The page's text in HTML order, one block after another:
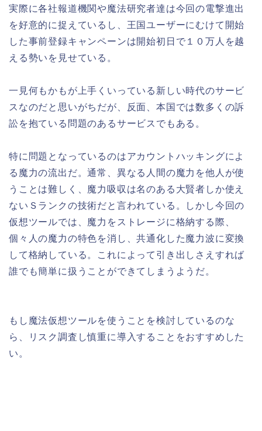
実際に各社報道機関や魔法研究者達は今回の電撃進出
を好意的に捉えているし、王国ユーザーにむけて開始
した事前登録キャンペーンは開始初日で１０万人を越
える勢いを見せている。
一見何もかもが上手くいっている新しい時代のサービ
スなのだと思いがちだが、反面、本国では数多くの訴
訟を抱ている問題のあるサービスでもある。
特に問題となっているのはアカウントハッキングによ
る魔力の流出だ。通常、異なる人間の魔力を他人が使
うことは難しく、魔力吸収は名のある大賢者しか使え
ないＳランクの技術だと言われている。しかし今回の
仮想ツールでは、魔力をストレージに格納する際、
個々人の魔力の特色を消し、共通化した魔力波に変換
して格納している。これによって引き出しさえすれば
誰でも簡単に扱うことができてしまうようだ。
もし魔法仮想ツールを使うことを検討しているのな
ら、リスク調査し慎重に導入することをおすすめした
い。